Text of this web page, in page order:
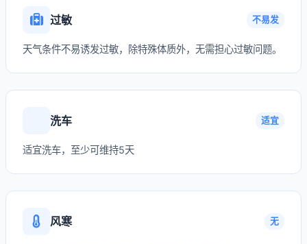
过敏 不易发
天气条件不易诱发过敏，除特殊体质外，无需担心过敏问题。
洗车 适宜
适宜洗车，至少可维持5天
风寒 无